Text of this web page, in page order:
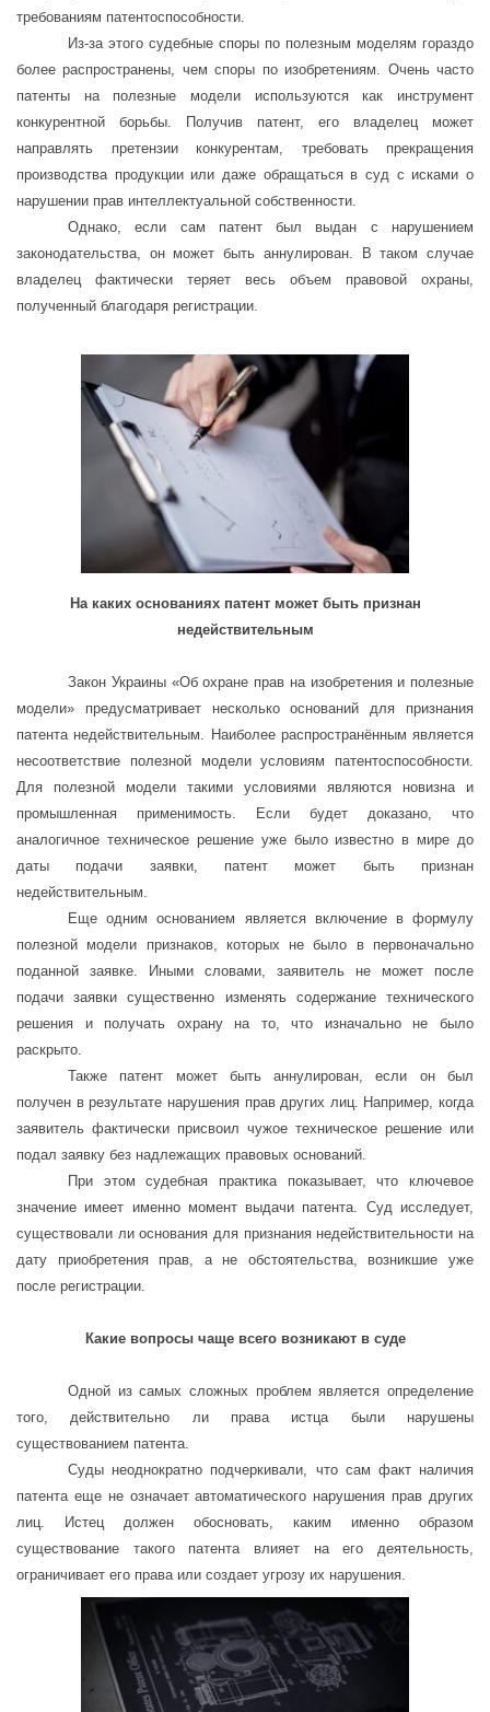
требованиям патентоспособности.
Из-за этого судебные споры по полезным моделям гораздо
более распространены, чем споры по изобретениям. Очень часто
патенты на полезные модели используются как инструмент
конкурентной борьбы. Получив патент, его владелец может
направлять претензии конкурентам, требовать прекращения
производства продукции или даже обращаться в суд с исками о
нарушении прав интеллектуальной собственности.
Однако, если сам патент был выдан с нарушением
законодательства, он может быть аннулирован. В таком случае
владелец фактически теряет весь объем правовой охраны,
полученный благодаря регистрации.
На каких основаниях патент может быть признан
недействительным
Закон Украины «Об охране прав на изобретения и полезные
модели» предусматривает несколько оснований для признания
патента недействительным. Наиболее распространённым является
несоответствие полезной модели условиям патентоспособности.
Для полезной модели такими условиями являются новизна и
промышленная применимость. Если будет доказано, что
аналогичное техническое решение уже было известно в мире до
даты подачи заявки, патент может быть признан
недействительным.
Еще одним основанием является включение в формулу
полезной модели признаков, которых не было в первоначально
поданной заявке. Иными словами, заявитель не может после
подачи заявки существенно изменять содержание технического
решения и получать охрану на то, что изначально не было
раскрыто.
Также патент может быть аннулирован, если он был
получен в результате нарушения прав других лиц. Например, когда
заявитель фактически присвоил чужое техническое решение или
подал заявку без надлежащих правовых оснований.
При этом судебная практика показывает, что ключевое
значение имеет именно момент выдачи патента. Суд исследует,
существовали ли основания для признания недействительности на
дату приобретения прав, а не обстоятельства, возникшие уже
после регистрации.
Какие вопросы чаще всего возникают в суде
Одной из самых сложных проблем является определение
того, действительно ли права истца были нарушены
существованием патента.
Суды неоднократно подчеркивали, что сам факт наличия
патента еще не означает автоматического нарушения прав других
лиц. Истец должен обосновать, каким именно образом
существование такого патента влияет на его деятельность,
ограничивает его права или создает угрозу их нарушения.